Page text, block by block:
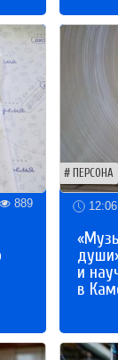
889
ПЕРСОНА
и
в